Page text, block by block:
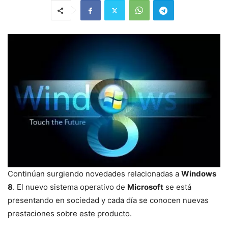
Continúan surgiendo novedades relacionadas a Windows
8. El nuevo sistema operativo de Microsoft se está
presentando en sociedad y cada día se conocen nuevas
prestaciones sobre este producto.